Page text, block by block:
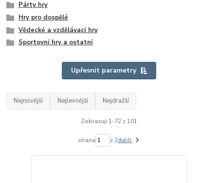
Párty hry
Hry pro dospělé
Vědecké a vzdělávací hry
Sportovní hry a ostatní
Upřesnit parametry
Nejnovější Nejlevnější Nejdražší
Zobrazuji 1-72 z 101
strana z 2další